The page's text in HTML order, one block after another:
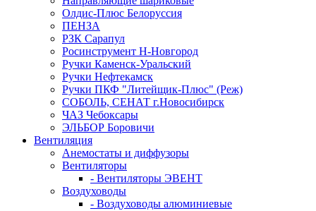
Олдис-Плюс Белоруссия
ПЕНЗА
РЗК Сарапул
Росинструмент Н-Новгород
Ручки Каменск-Уральский
Ручки Нефтекамск
Ручки ПКФ "Литейщик-Плюс" (Реж)
СОБОЛЬ, СЕНАТ г.Новосибирск
ЧАЗ Чебоксары
ЭЛЬБОР Боровичи
Вентиляция
Анемостаты и диффузоры
Вентиляторы
- Вентиляторы ЭВЕНТ
Воздуховоды
- Воздуховоды алюминиевые